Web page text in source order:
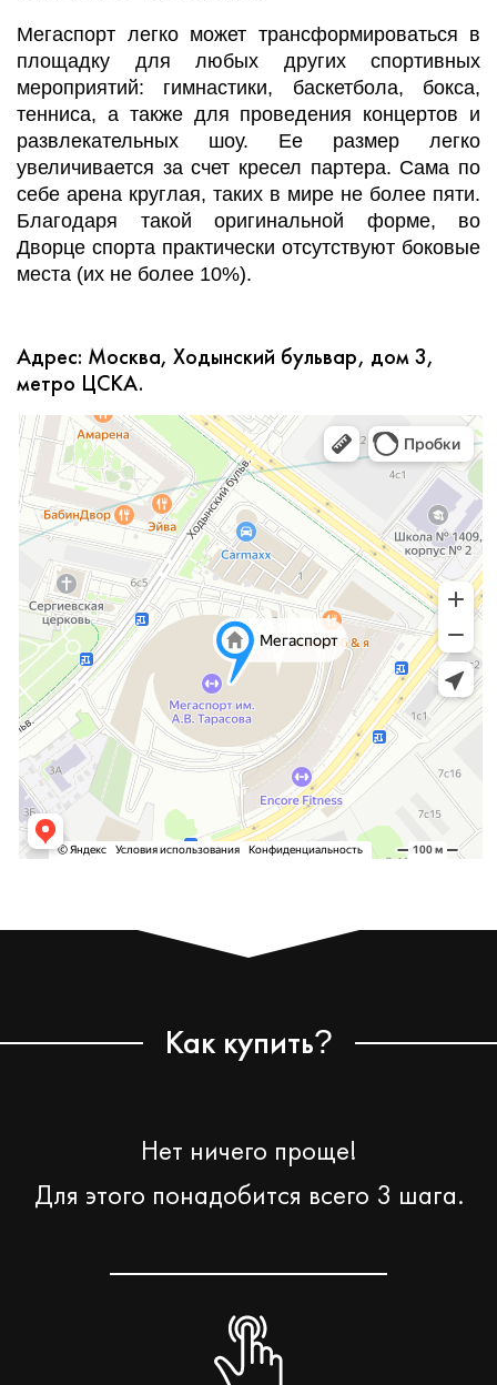
Мегаспорт легко может трансформироваться в
площадку для любых других спортивных
мероприятий: гимнастики, баскетбола, бокса,
тенниса, а также для проведения концертов и
развлекательных шоу. Ее размер легко
увеличивается за счет кресел партера. Сама по
себе арена круглая, таких в мире не более пяти.
Благодаря такой оригинальной форме, во
Дворце спорта практически отсутствуют боковые
места (их не более 10%).
Адрес: Москва, Ходынский бульвар, дом 3,
метро ЦСКА.
Как купить?
Нет ничего проще!
Для этого понадобится всего 3 шага.